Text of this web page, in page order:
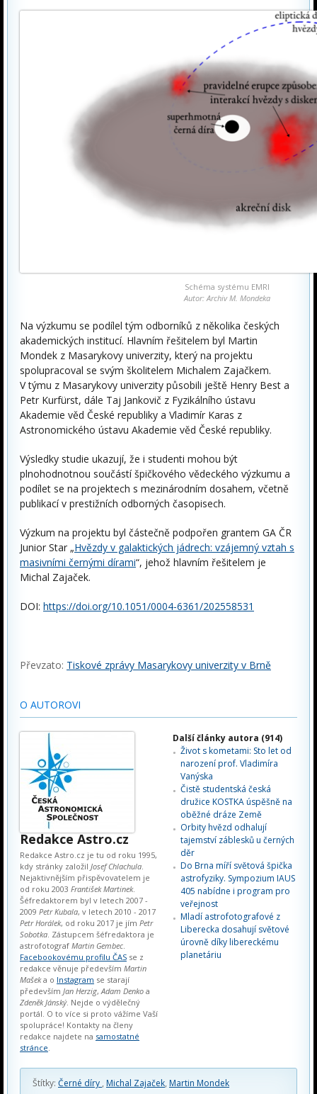
Schéma systému EMRI
Autor: Archiv M. Mondeka
Na výzkumu se podílel tým odborníků z několika českých
akademických institucí. Hlavním řešitelem byl Martin
Mondek z Masarykovy univerzity, který na projektu
spolupracoval se svým školitelem Michalem Zajačkem.
V týmu z Masarykovy univerzity působili ještě Henry Best a
Petr Kurfürst, dále Taj Jankovič z Fyzikálního ústavu
Akademie věd České republiky a Vladimír Karas z
Astronomického ústavu Akademie věd České republiky.
Výsledky studie ukazují, že i studenti mohou být
plnohodnotnou součástí špičkového vědeckého výzkumu a
podílet se na projektech s mezinárodním dosahem, včetně
publikací v prestižních odborných časopisech.
Výzkum na projektu byl částečně podpořen grantem GA ČR
Junior Star „Hvězdy v galaktických jádrech: vzájemný vztah s
masivními černými dírami“, jehož hlavním řešitelem je
Michal Zajaček.
DOI: https://doi.org/10.1051/0004-6361/202558531
Převzato: Tiskové zprávy Masarykovy univerzity v Brně
O AUTOROVI
Redakce Astro.cz
Redakce Astro.cz je tu od roku 1995,
kdy stránky založil Josef Chlachula.
Nejaktivnějším přispěvovatelem je
od roku 2003 František Martinek.
Šéfredaktorem byl v letech 2007 -
2009 Petr Kubala, v letech 2010 - 2017
Petr Horálek, od roku 2017 je jím Petr
Sobotka. Zástupcem šéfredaktora je
astrofotograf Martin Gembec.
Facebookovému profilu ČAS se z
redakce věnuje především Martin
Mašeka o Instagram se starají
především Jan Herzig,Adam Denko a
Zdeněk Jánský. Nejde o výdělečný
portál. O to více si proto vážíme Vaší
spolupráce! Kontakty na členy
redakce najdete na samostatné
stránce.
Další články autora (914)
Život s kometami: Sto let od
narození prof. Vladimíra
Vanýska
Čistě studentská česká
družice KOSTKA úspěšně na
oběžné dráze Země
Orbity hvězd odhalují
tajemství záblesků u černých
děr
Do Brna míří světová špička
astrofyziky. Sympozium IAUS
405 nabídne i program pro
veřejnost
Mladí astrofotografové z
Liberecka dosahují světové
úrovně díky libereckému
planetáriu
Štítky: Černé díry , Michal Zajaček, Martin Mondek